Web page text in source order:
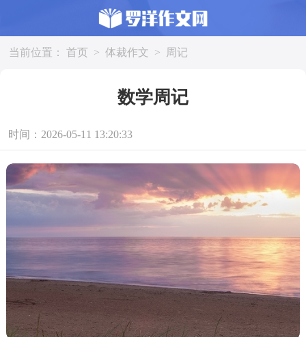
当前位置： 首页 > 体裁作文 > 周记
数学周记
时间：2026-05-11 13:20:33